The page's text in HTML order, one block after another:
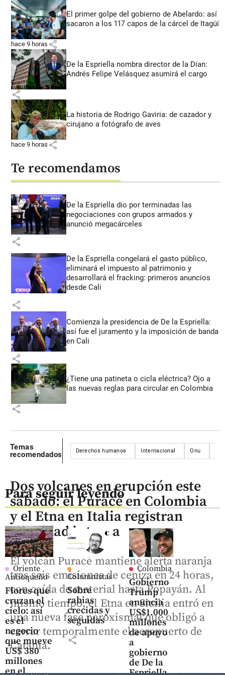
El primer golpe del gobierno de Abelardo: así
sacaron a los 117 capos de la cárcel de Itagüí
hace 9 horas share
De la Espriella nombra director de la Dian:
Andrés Felipe Velásquez asumirá el cargo
share
La historia de Rodrigo Gaviria: de cazador y
cirujano a fotógrafo de aves
hace 9 horas share
Te recomendamos
De la Espriella dio por terminadas las
negociaciones con grupos armados y
anunció megacárceles
share
De la Espriella congelará el gasto público,
eliminará el impuesto al patrimonio y
desarrollará el fracking: primeros anuncios
desde Cali
share
Comienza la presidencia de De la Espriella:
así fue el juramento y la imposición de banda
en Cali
share
¿Tiene una patineta o cicla eléctrica? Ojo a
las nuevas reglas para circular en Colombia
share
Temas
recomendados
Derechos humanos Internacional Onu
Para seguir leyendo
Oriente
Antioqueño
Flores que
cruzan el
cielo: así
es el
negocio
que mueve
US$ 380
millones
en el
Columnistas
Sobre
rabias
crecidas y
seguidas
share
Colombia
Gobierno
Trump
anuncia
US$1.000
millones
de apoyo
a
gobierno
de De la
Espriella
Dos volcanes en erupción este
sábado: el Puracé en Colombia
y el Etna en Italia registran
actividad intensa
El volcán Puracé mantiene alerta naranja
tras seis emisiones de ceniza en 24 horas,
con caída de material hasta Popayán. Al
mismo tiempo, el Etna en Sicilia entró en
una nueva fase paroxismal que obligó a
cerrar temporalmente el aeropuerto de
Catania.